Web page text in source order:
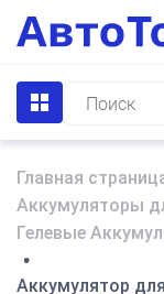
Главная
Аккумуляторы
Гелевые
•
Аккумулятор